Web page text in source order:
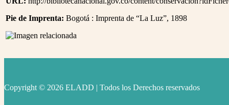
Pie de Imprenta: Bogotá : Imprenta de “La Luz”, 1898
Copyright © 2026 ELADD | Todos los Derechos reservados